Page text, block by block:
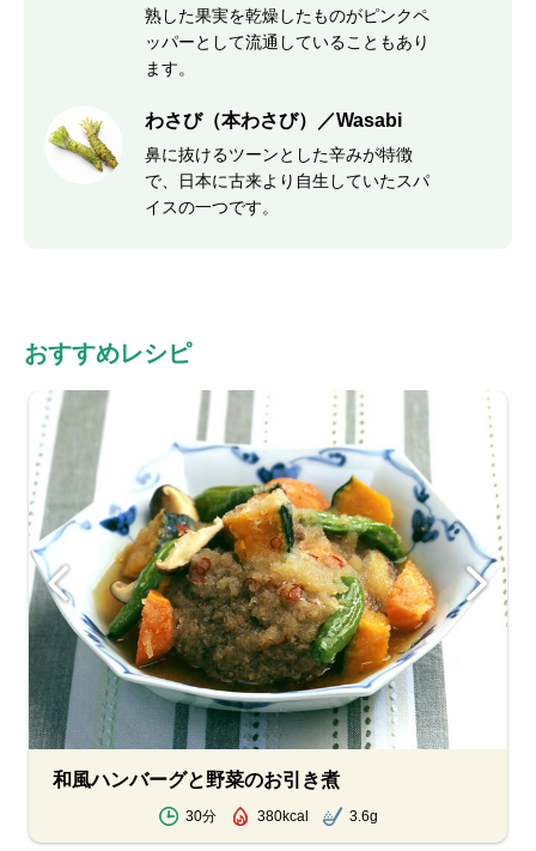
熟した果実を乾燥したものがピンクペ
ッパーとして流通していることもあり
ます。
わさび（本わさび）／Wasabi
鼻に抜けるツーンとした辛みが特徴
で、日本に古来より自生していたスパ
イスの一つです。
おすすめレシピ
和風ハンバーグと野菜のお引き煮
30分 380kcal 3.6g